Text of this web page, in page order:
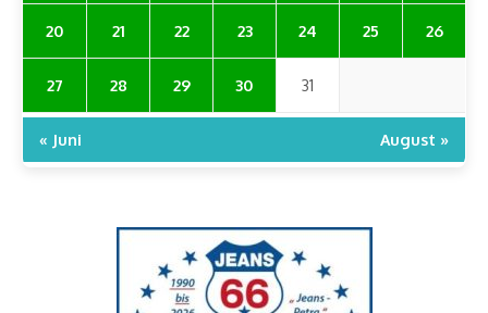
20 21 22 23 24 25 26
27 28 29 30 31
« Juni August »